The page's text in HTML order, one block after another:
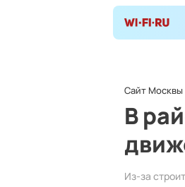
Сайт Москвы
В
Из-за